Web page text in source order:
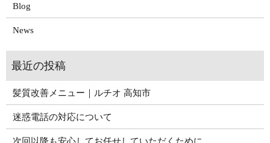
Blog
News
髪質改善メニュー｜ルチオ 高知市
迷惑電話の対応について